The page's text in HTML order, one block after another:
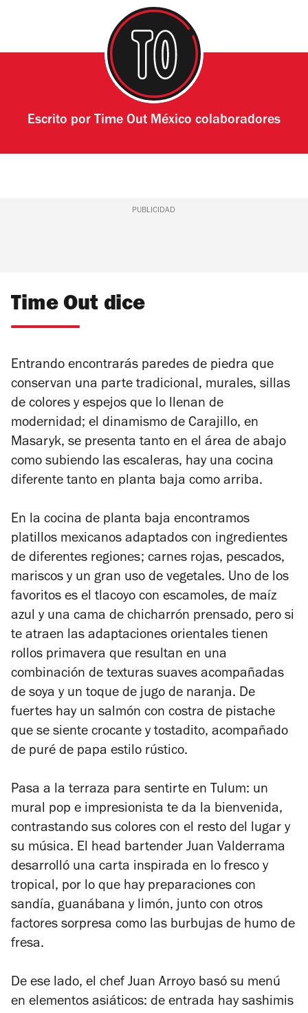
Escrito por Time Out México colaboradores
PUBLICIDAD
Time Out dice
Entrando encontrarás paredes de piedra que
conservan una parte tradicional, murales, sillas
de colores y espejos que lo llenan de
modernidad; el dinamismo de Carajillo, en
Masaryk, se presenta tanto en el área de abajo
como subiendo las escaleras, hay una cocina
diferente tanto en planta baja como arriba.
En la cocina de planta baja encontramos
platillos mexicanos adaptados con ingredientes
de diferentes regiones; carnes rojas, pescados,
mariscos y un gran uso de vegetales. Uno de los
favoritos es el tlacoyo con escamoles, de maíz
azul y una cama de chicharrón prensado, pero si
te atraen las adaptaciones orientales tienen
rollos primavera que resultan en una
combinación de texturas suaves acompañadas
de soya y un toque de jugo de naranja. De
fuertes hay un salmón con costra de pistache
que se siente crocante y tostadito, acompañado
de puré de papa estilo rústico.
Pasa a la terraza para sentirte en Tulum: un
mural pop e impresionista te da la bienvenida,
contrastando sus colores con el resto del lugar y
su música. El head bartender Juan Valderrama
desarrolló una carta inspirada en lo fresco y
tropical, por lo que hay preparaciones con
sandía, guanábana y limón, junto con otros
factores sorpresa como las burbujas de humo de
fresa.
De ese lado, el chef Juan Arroyo basó su menú
en elementos asiáticos: de entrada hay sashimis